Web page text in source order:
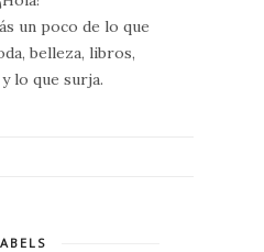
un poco de lo que
belleza, libros,
lo que surja.